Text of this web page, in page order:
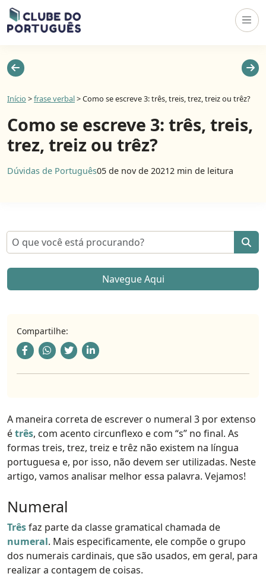
Início >frase verbal>Como se escreve 3: três, treis, trez, treiz ou trêz?
Como se escreve 3: três, treis,
trez, treiz ou trêz?
Dúvidas de Português05 de nov de 20212 min de leitura
Compartilhe:
A maneira correta de escrever o numeral 3 por extenso
étrês, com acento circunflexo e com “s” no final. As
formas treis, trez, treiz e trêz não existem na língua
portuguesa e, por isso, não devem ser utilizadas. Neste
artigo, vamos analisar melhor essa palavra. Vejamos!
Numeral
Trêsfaz parte da classe gramatical chamada de
numeral. Mais especificamente, ele compõe o grupo
dos numerais cardinais, que são usados, em geral, para
realizar a contagem de coisas.
Pesquisar por:
Navegue Aqui